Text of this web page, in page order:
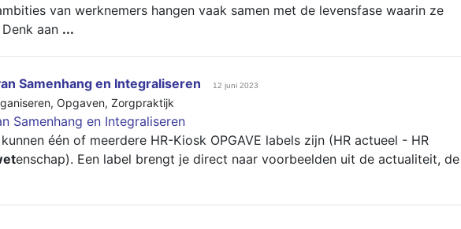
van werknemers hangen vaak samen met de levensfase waarin ze
aan ...
Samenhang en Integraliseren 12 juni 2023
, Opgaven, Zorgpraktijk
Samenhang en Integraliseren
één of meerdere HR-Kiosk OPGAVE labels zijn (HR actueel - HR
enschap). Een label brengt je direct naar voorbeelden uit de actualiteit, de